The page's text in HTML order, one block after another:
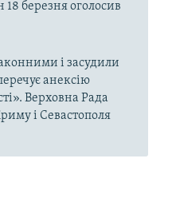
березня оголосив
і засудили
анексію
Верховна Рада
і Севастополя